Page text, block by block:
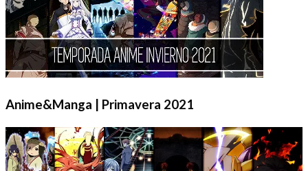
Anime&Manga | Primavera 2021